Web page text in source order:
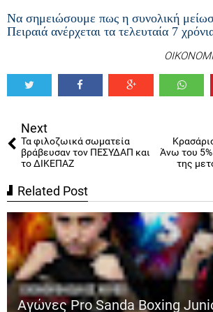
Να σημειώσουμε πως η συνολική
Πειραιά ανέρχεται τα τελευταία 7
Next
Τα φιλοζωικά σωματεία
βράβευσαν τον ΠΕΣΥΔΑΠ και
το ΔΙΚΕΠΑΖ
Άνω του
της
Related Post
Αγώνες Pro Sanda Boxing